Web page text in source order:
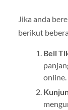
Jika anda
berikut
Beli
online.